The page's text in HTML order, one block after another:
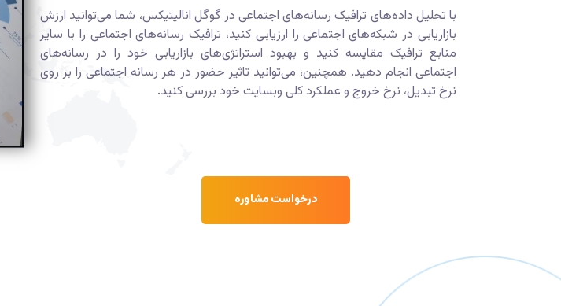
با تحلیل داده‌های ترافیک رسانه‌های اجتماعی در گوگل انالیتیکس، شما می‌توانید ارزش
بازاریابی در شبکه‌های اجتماعی را ارزیابی کنید، ترافیک رسانه‌های اجتماعی را با سایر
منابع ترافیک مقایسه کنید و بهبود استراتژی‌های بازاریابی خود را در رسانه‌های
اجتماعی انجام دهید. همچنین، می‌توانید تاثیر حضور در هر رسانه اجتماعی را بر روی
نرخ تبدیل، نرخ خروج و عملکرد کلی وبسایت خود بررسی کنید.
درخواست مشاوره